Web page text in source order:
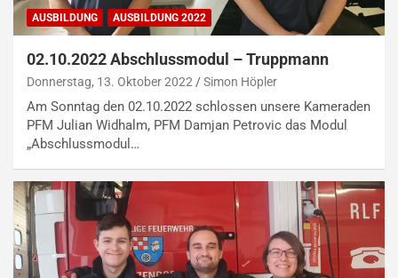
AUSBILDUNG AUSBILDUNG 2022
02.10.2022 Abschlussmodul – Truppmann
Donnerstag, 13. Oktober 2022 Simon Höpler
Am Sonntag den 02.10.2022 schlossen unsere Kameraden
PFM Julian Widhalm, PFM Damjan Petrovic das Modul
„Abschlussmodul…